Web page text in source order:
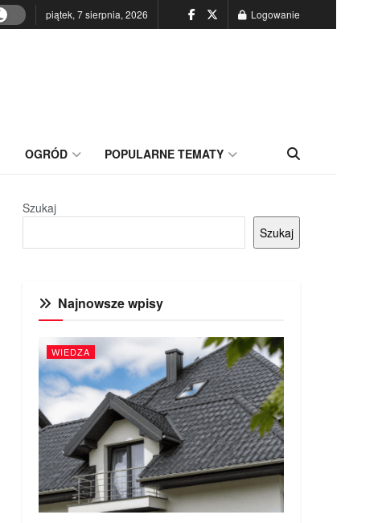
piątek, 7 sierpnia, 2026 Logowanie
OGRÓD POPULARNE TEMATY
Szukaj
Szukaj
Najnowsze wpisy
WIEDZA